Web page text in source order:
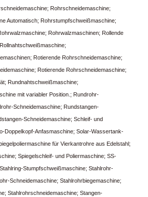
Rohrschneidemaschine;
Automatisch; Rohrstumpfschweißmaschine;
Rohrwalzmaschinen; Rollende
Rollnahtschweißmaschine;
Rotierende Rohrschneidemaschine;
Rotierende Rohrschneidemaschine;
Rundnahtschweißmaschine;
mit variabler Position.; Rundrohr-
Schneidemaschine; Rundstangen-
Schneidemaschine; Schleif- und
Doppelkopf-Anfasmaschine; Solar-Wassertank-
für Vierkantrohre aus Edelstahl;
Spiegelschleif- und Poliermaschine; SS-
Stahlring-Stumpfschweißmaschine; Stahlrohr-
Schneidemaschine; Stahlrohrbiegemaschine;
Stahlrohrschneidemaschine; Stangen-